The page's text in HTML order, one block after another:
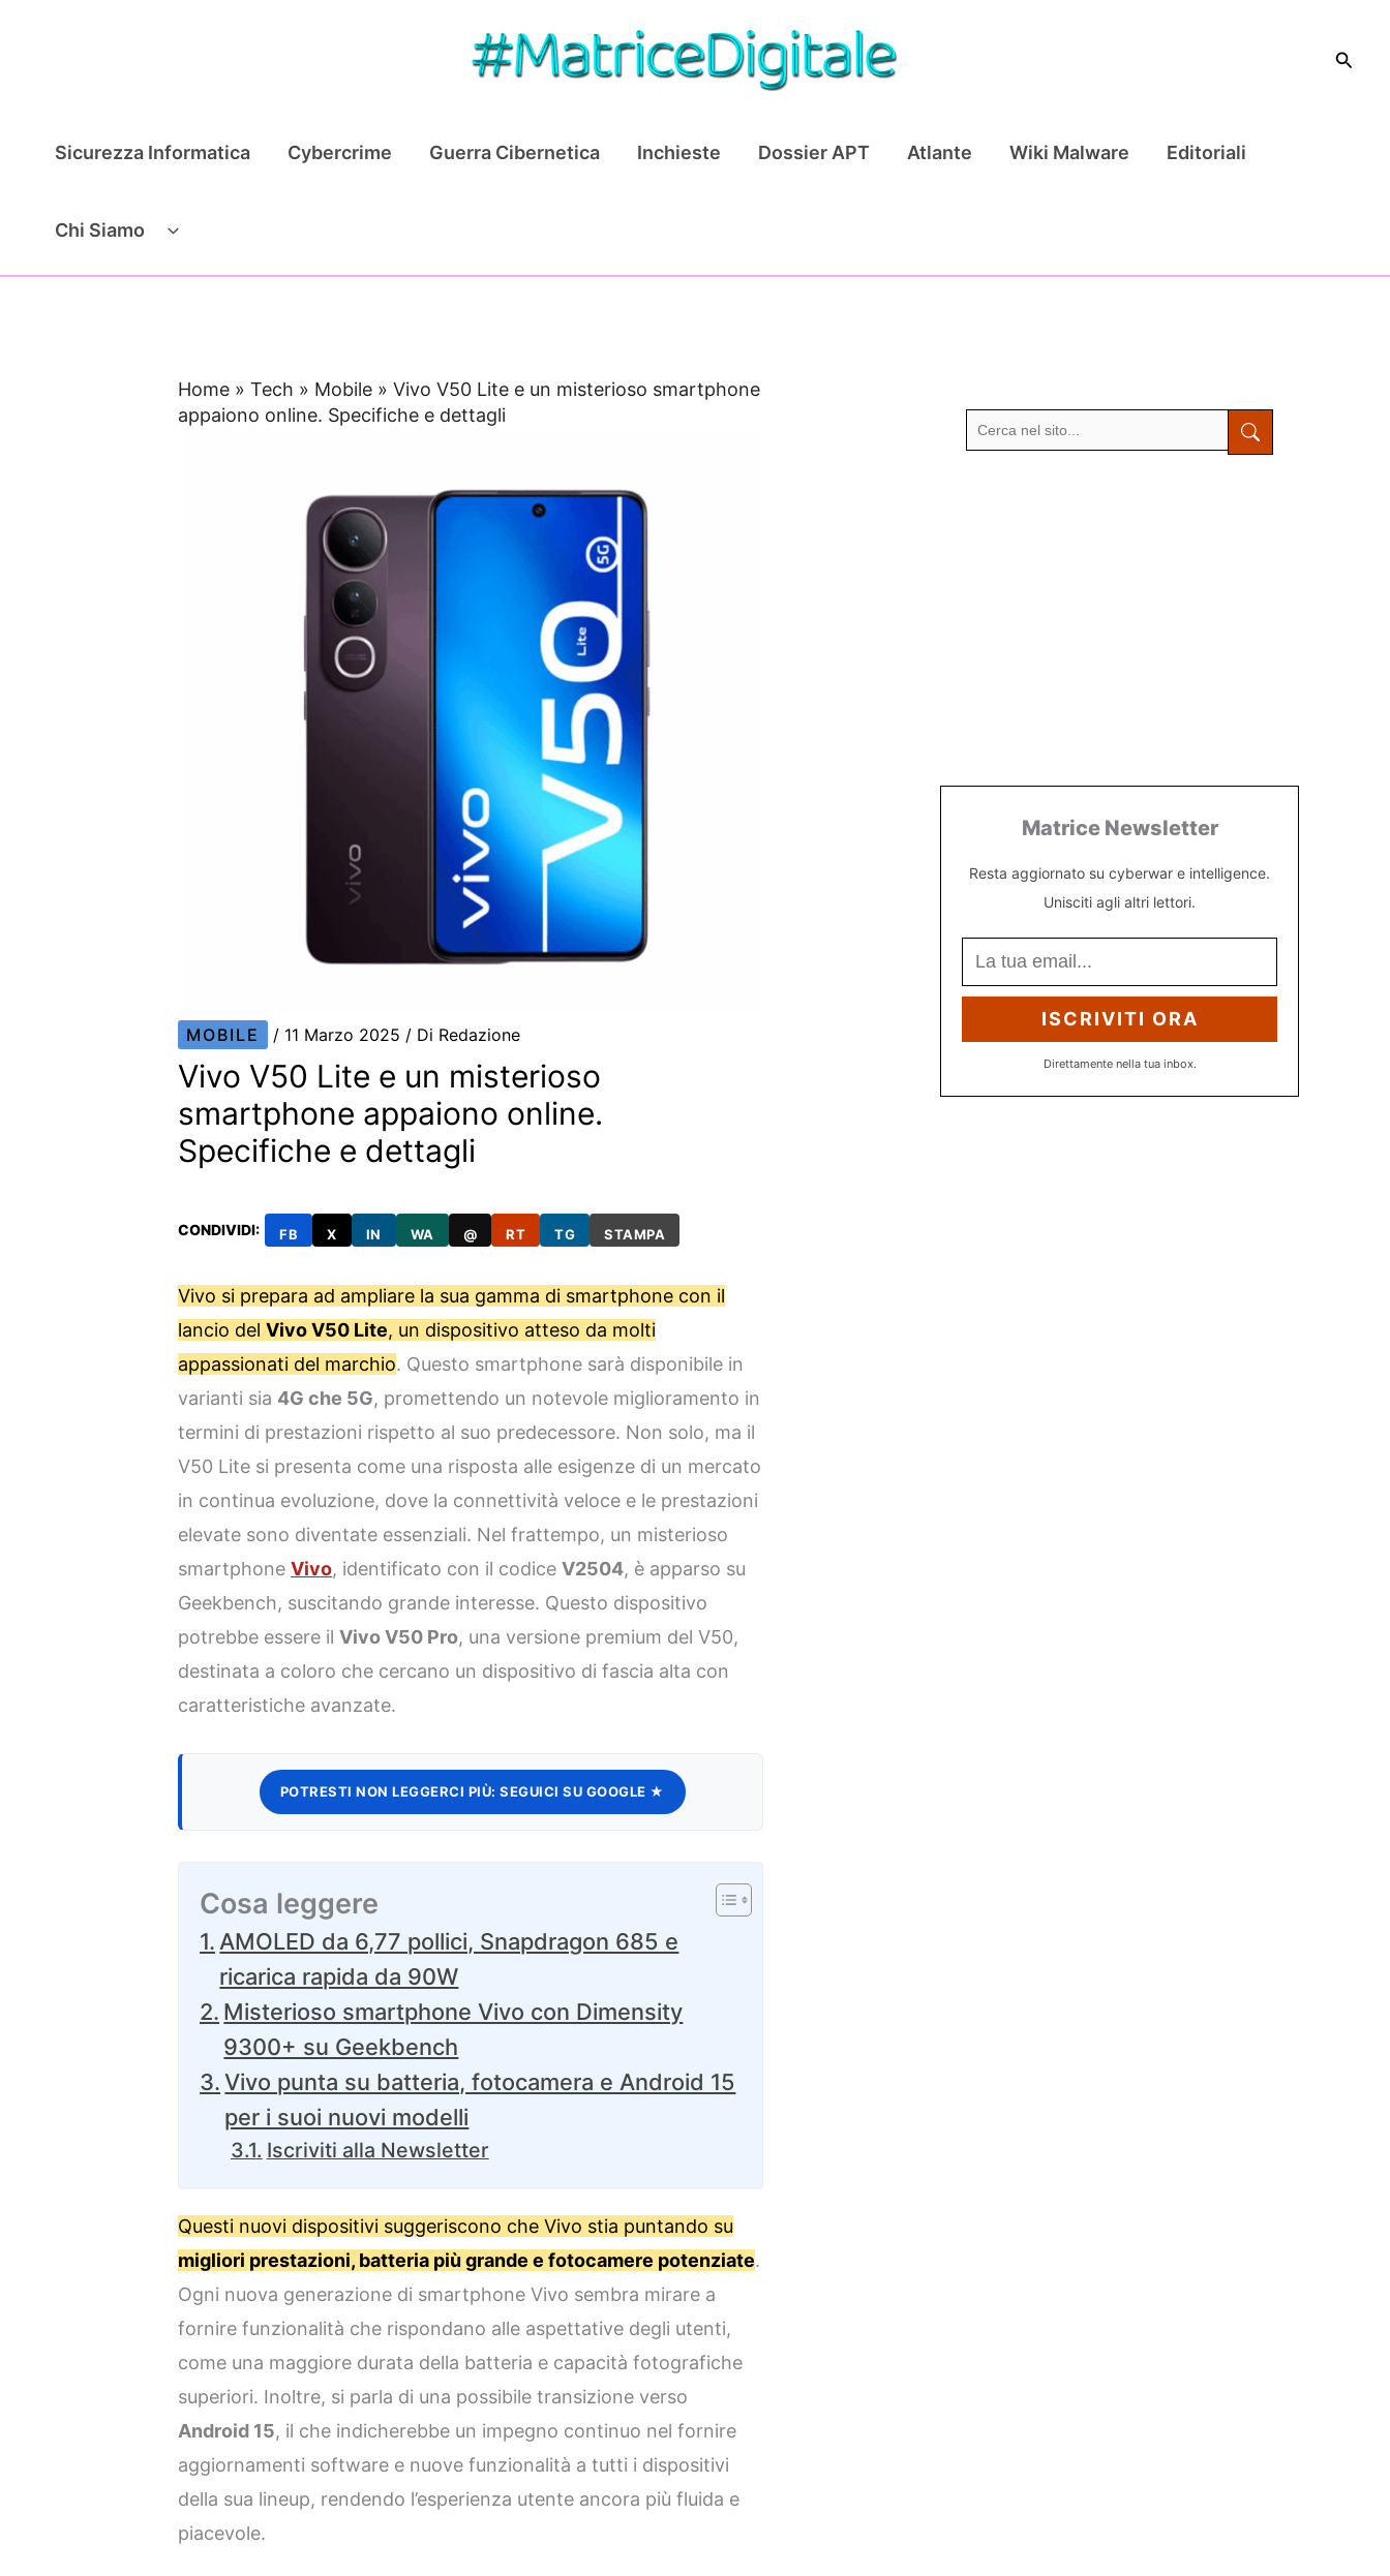
Cerca
Sicurezza Informatica Cybercrime Guerra Cibernetica Inchieste Dossier APT Atlante Wiki Malware Editoriali
Chi Siamo
Home »Tech » Mobile »Vivo V50 Lite e un misterioso smartphone
appaiono online. Specifiche e dettagli
MOBILE / 11 Marzo 2025 / Di Redazione
Vivo V50 Lite e un misterioso
smartphone appaiono online.
Specifiche e dettagli
CONDIVIDI: FB X IN WA @ RT TG STAMPA
Vivo si prepara ad ampliare la sua gamma di smartphone con il
lancio delVivo V50 Lite, un dispositivo atteso da molti
appassionati del marchio. Questo smartphone sarà disponibile in
varianti sia 4G che 5G, promettendo un notevole miglioramento in
termini di prestazioni rispetto al suo predecessore. Non solo, ma il
V50 Lite si presenta come una risposta alle esigenze di un mercato
in continua evoluzione, dove la connettività veloce e le prestazioni
elevate sono diventate essenziali. Nel frattempo, un misterioso
smartphoneVivo, identificato con il codiceV2504, è apparso su
Geekbench, suscitando grande interesse. Questo dispositivo
potrebbe essere ilVivo V50 Pro, una versione premium del V50,
destinata a coloro che cercano un dispositivo di fascia alta con
caratteristiche avanzate.
POTRESTI NON LEGGERCI PIÙ: SEGUICI SU GOOGLE ★
Cosa leggere
AMOLED da 6,77 pollici, Snapdragon 685 e
ricarica rapida da 90W
Misterioso smartphone Vivo con Dimensity
9300+ su Geekbench
Vivo punta su batteria, fotocamera e Android 15
per i suoi nuovi modelli
Iscriviti alla Newsletter
Questi nuovi dispositivi suggeriscono che Vivo stia puntando su
migliori prestazioni, batteria più grande e fotocamere potenziate.
Ogni nuova generazione di smartphone Vivo sembra mirare a
fornire funzionalità che rispondano alle aspettative degli utenti,
come una maggiore durata della batteria e capacità fotografiche
superiori. Inoltre, si parla di una possibile transizione verso
Android 15, il che indicherebbe un impegno continuo nel fornire
aggiornamenti software e nuove funzionalità a tutti i dispositivi
della sua lineup, rendendo l’esperienza utente ancora più fluida e
piacevole.
Matrice Newsletter
Resta aggiornato su cyberwar e intelligence.
Unisciti agli altri lettori.
ISCRIVITI ORA
Direttamente nella tua inbox.